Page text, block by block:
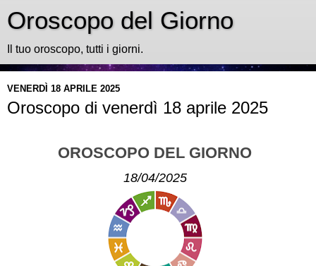
Oroscopo del Giorno
Il tuo oroscopo, tutti i giorni.
VENERDÌ 18 APRILE 2025
Oroscopo di venerdì 18 aprile 2025
OROSCOPO DEL GIORNO
18/04/2025